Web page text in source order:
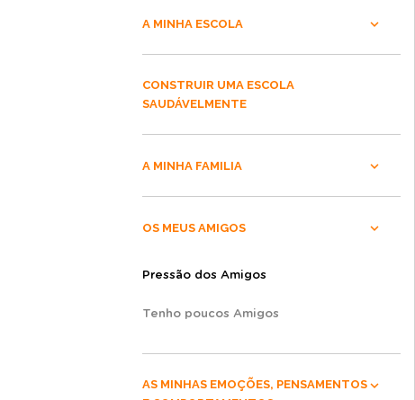
A MINHA ESCOLA
CONSTRUIR UMA ESCOLA
SAUDÁVELMENTE
A MINHA FAMILIA
OS MEUS AMIGOS
Pressão dos Amigos
Tenho poucos Amigos
AS MINHAS EMOÇÕES, PENSAMENTOS